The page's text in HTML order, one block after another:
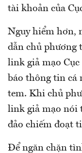
tài khoản của
Nguy hiểm hơn,
dẫn chủ phương
link giả mạo
báo thông tin cá
tem. Khi chủ
link giả mạo nói
đảo chiếm đoạt
Để ngăn chặn